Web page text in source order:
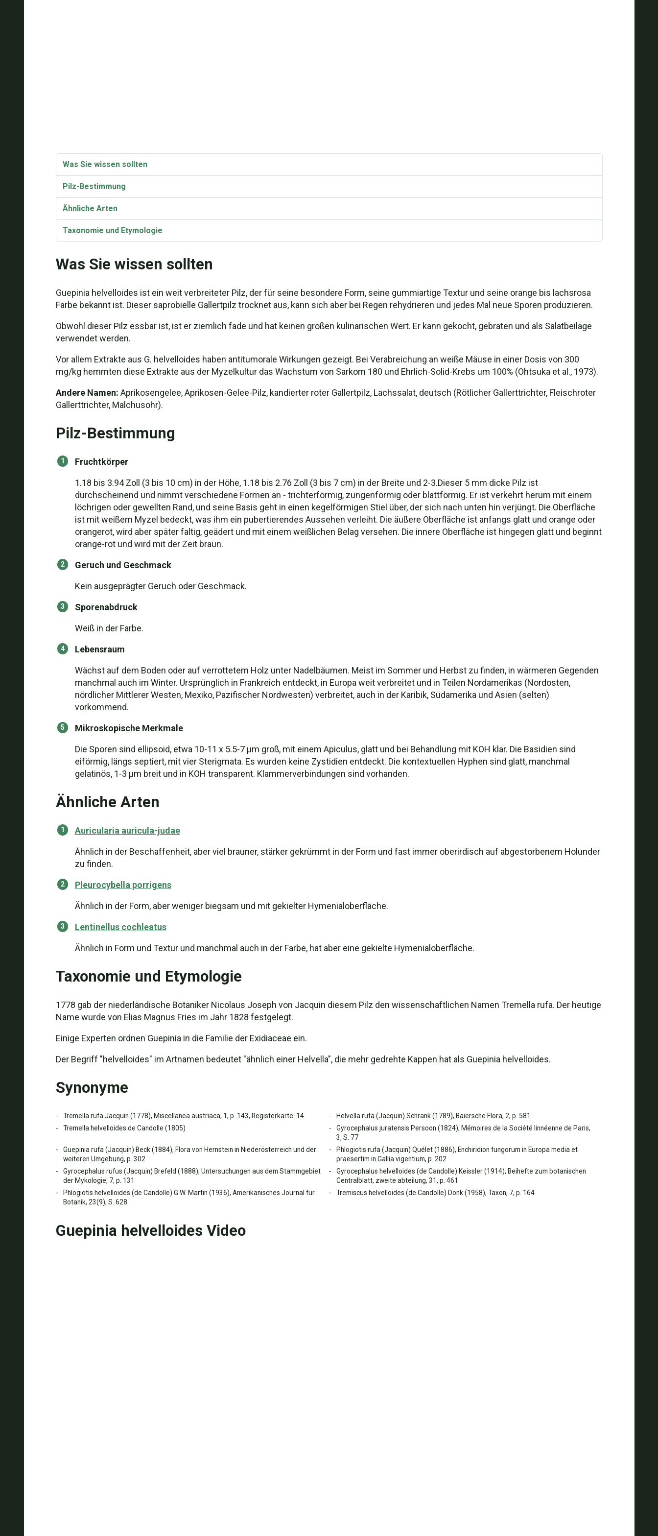
Was Sie wissen sollten
Pilz-Bestimmung
Ähnliche Arten
Taxonomie und Etymologie
Was Sie wissen sollten
Guepinia helvelloides ist ein weit verbreiteter Pilz, der für seine besondere Form, seine gummiartige Textur und seine orange bis lachsrosa
Farbe bekannt ist. Dieser saprobielle Gallertpilz trocknet aus, kann sich aber bei Regen rehydrieren und jedes Mal neue Sporen produzieren.
Obwohl dieser Pilz essbar ist, ist er ziemlich fade und hat keinen großen kulinarischen Wert. Er kann gekocht, gebraten und als Salatbeilage
verwendet werden.
Vor allem Extrakte aus G. helvelloides haben antitumorale Wirkungen gezeigt. Bei Verabreichung an weiße Mäuse in einer Dosis von 300
mg/kg hemmten diese Extrakte aus der Myzelkultur das Wachstum von Sarkom 180 und Ehrlich-Solid-Krebs um 100% (Ohtsuka et al., 1973).
Andere Namen: Aprikosengelee, Aprikosen-Gelee-Pilz, kandierter roter Gallertpilz, Lachssalat, deutsch (Rötlicher Gallerttrichter, Fleischroter
Gallerttrichter, Malchusohr).
Pilz-Bestimmung
Fruchtkörper
1.18 bis 3.94 Zoll (3 bis 10 cm) in der Höhe, 1.18 bis 2.76 Zoll (3 bis 7 cm) in der Breite und 2-3.Dieser 5 mm dicke Pilz ist
durchscheinend und nimmt verschiedene Formen an - trichterförmig, zungenförmig oder blattförmig. Er ist verkehrt herum mit einem
löchrigen oder gewellten Rand, und seine Basis geht in einen kegelförmigen Stiel über, der sich nach unten hin verjüngt. Die Oberfläche
ist mit weißem Myzel bedeckt, was ihm ein pubertierendes Aussehen verleiht. Die äußere Oberfläche ist anfangs glatt und orange oder
orangerot, wird aber später faltig, geädert und mit einem weißlichen Belag versehen. Die innere Oberfläche ist hingegen glatt und beginnt
orange-rot und wird mit der Zeit braun.
Geruch und Geschmack
Kein ausgeprägter Geruch oder Geschmack.
Sporenabdruck
Weiß in der Farbe.
Lebensraum
Wächst auf dem Boden oder auf verrottetem Holz unter Nadelbäumen. Meist im Sommer und Herbst zu finden, in wärmeren Gegenden
manchmal auch im Winter. Ursprünglich in Frankreich entdeckt, in Europa weit verbreitet und in Teilen Nordamerikas (Nordosten,
nördlicher Mittlerer Westen, Mexiko, Pazifischer Nordwesten) verbreitet, auch in der Karibik, Südamerika und Asien (selten)
vorkommend.
Mikroskopische Merkmale
Die Sporen sind ellipsoid, etwa 10-11 x 5.5-7 µm groß, mit einem Apiculus, glatt und bei Behandlung mit KOH klar. Die Basidien sind
eiförmig, längs septiert, mit vier Sterigmata. Es wurden keine Zystidien entdeckt. Die kontextuellen Hyphen sind glatt, manchmal
gelatinös, 1-3 µm breit und in KOH transparent. Klammerverbindungen sind vorhanden.
Ähnliche Arten
Auricularia auricula-judae
Ähnlich in der Beschaffenheit, aber viel brauner, stärker gekrümmt in der Form und fast immer oberirdisch auf abgestorbenem Holunder
zu finden.
Pleurocybella porrigens
Ähnlich in der Form, aber weniger biegsam und mit gekielter Hymenialoberfläche.
Lentinellus cochleatus
Ähnlich in Form und Textur und manchmal auch in der Farbe, hat aber eine gekielte Hymenialoberfläche.
Taxonomie und Etymologie
1778 gab der niederländische Botaniker Nicolaus Joseph von Jacquin diesem Pilz den wissenschaftlichen Namen Tremella rufa. Der heutige
Name wurde von Elias Magnus Fries im Jahr 1828 festgelegt.
Einige Experten ordnen Guepinia in die Familie der Exidiaceae ein.
Der Begriff "helvelloides" im Artnamen bedeutet "ähnlich einer Helvella", die mehr gedrehte Kappen hat als Guepinia helvelloides.
Synonyme
Tremella rufa Jacquin (1778), Miscellanea austriaca, 1, p. 143, Registerkarte. 14
Helvella rufa (Jacquin) Schrank (1789), Baiersche Flora, 2, p. 581
Tremella helvelloides de Candolle (1805)
Gyrocephalus juratensis Persoon (1824), Mémoires de la Société linnéenne de Paris,
3, S. 77
Guepinia rufa (Jacquin) Beck (1884), Flora von Hernstein in Niederösterreich und der
weiteren Umgebung, p. 302
Phlogiotis rufa (Jacquin) Quélet (1886), Enchiridion fungorum in Europa media et
praesertim in Gallia vigentium, p. 202
Gyrocephalus rufus (Jacquin) Brefeld (1888), Untersuchungen aus dem Stammgebiet
der Mykologie, 7, p. 131
Gyrocephalus helvelloides (de Candolle) Keissler (1914), Beihefte zum botanischen
Centralblatt, zweite abteilung, 31, p. 461
Phlogiotis helvelloides (de Candolle) G.W. Martin (1936), Amerikanisches Journal für
Botanik, 23(9), S. 628
Tremiscus helvelloides (de Candolle) Donk (1958), Taxon, 7, p. 164
Guepinia helvelloides Video